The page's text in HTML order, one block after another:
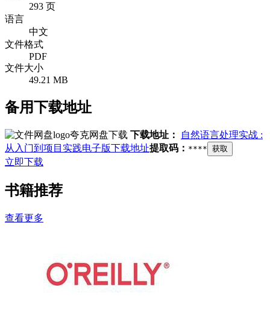
293 页
语言
中文
文件格式
PDF
文件大小
49.21 MB
备用下载地址
夸克网盘下载 下载地址：
自然语言处理实战 :
从入门到项目实践电子版下载地址提取码： **** 获取
立即下载
书籍推荐
查看更多